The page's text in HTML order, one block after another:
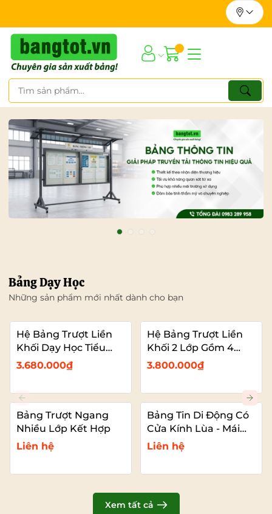
Bảng Dạy Học
Những sản phẩm mới nhất dành cho bạn
Hệ Bảng Trượt Liền
Khối Dạy Học Tiểu
Học – 2 Bảng Trượt
3.680.000₫
Hệ Bảng Trượt Liền
Khối 2 Lớp Gồm 4
Bảng Dạy Học (2
Bảng Trượt Kết Hợp
TIVI)
3.800.000₫
Bảng Trượt Ngang
Nhiều Lớp Kết Hợp
Liên hệ
Bảng Tin Di Động Có
Cửa Kính Lùa - Mái
Che
Liên hệ
Xem tất cả